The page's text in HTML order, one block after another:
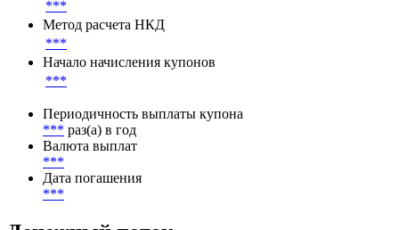
Базовая ставка
***
Ставка купона
***
Метод расчета НКД
Начало начисления купонов
***
Периодичность выплаты купона
***